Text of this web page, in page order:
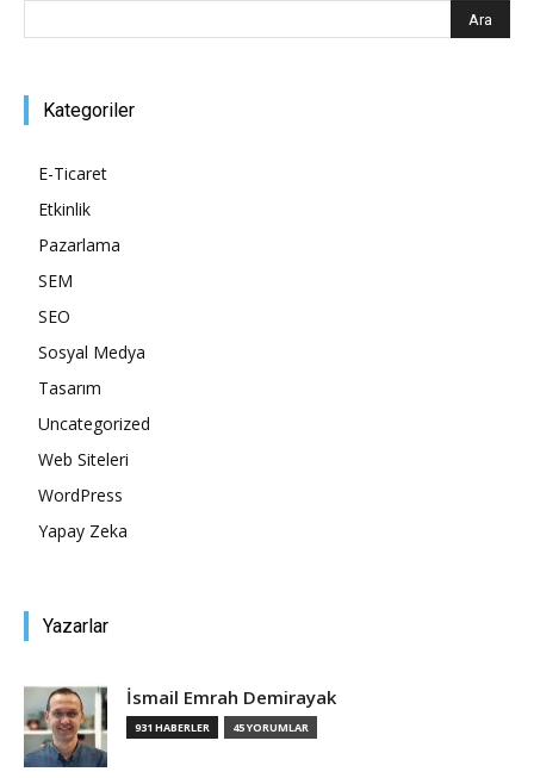
–
Kategoriler
E-Ticaret
Etkinlik
Pazarlama
SEM
SEO
Sosyal Medya
Tasarım
Uncategorized
Web Siteleri
WordPress
Yapay Zeka
Yazarlar
İsmail Emrah Demirayak
931 HABERLER 45 YORUMLAR